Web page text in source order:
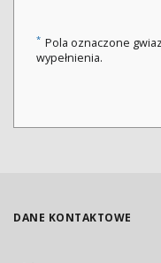
* Pola oznaczone
wypełnienia.
DANE KONTAKTOWE